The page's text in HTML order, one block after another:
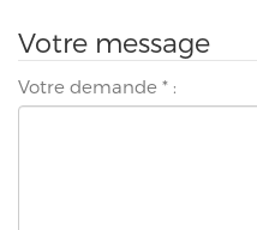
Votre message
Votre demande * :